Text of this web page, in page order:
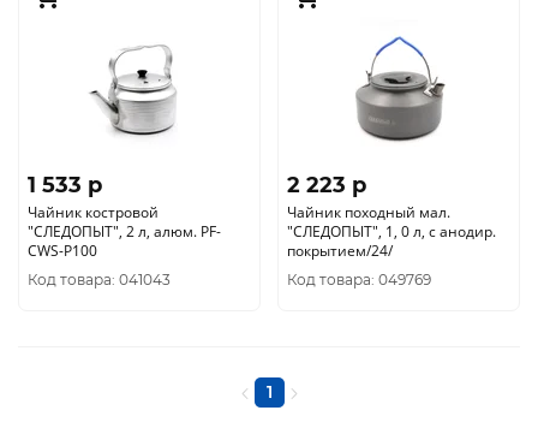
1 533 p
Чайник костровой
"СЛЕДОПЫТ", 2 л, алюм. PF-
CWS-P100
Код товара: 041043
2 223 p
Чайник походный мал.
"СЛЕДОПЫТ", 1, 0 л, с анодир.
покрытием/24/
Код товара: 049769
1